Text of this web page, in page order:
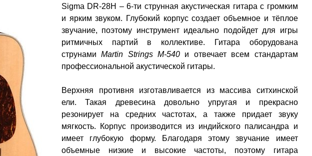
Sigma DR-28H – 6-ти струнная акустическая гитара с громким
и ярким звуком. Глубокий корпус создает объемное и тёплое
звучание, поэтому инструмент идеально подойдет для игры
ритмичных партий в коллективе. Гитара оборудована
струнамиMartin Strings M-540 и отвечает всем стандартам
профессиональной акустической гитары.
Верхняя противня изготавливается из массива ситхинской
ели. Такая древесина довольно упругая и прекрасно
резонирует на средних частотах, а также придает звуку
мягкость. Корпус производится из индийского палисандра и
имеет глубокую форму. Благодаря этому звучание имеет
объемные низкие и высокие частоты, поэтому гитара